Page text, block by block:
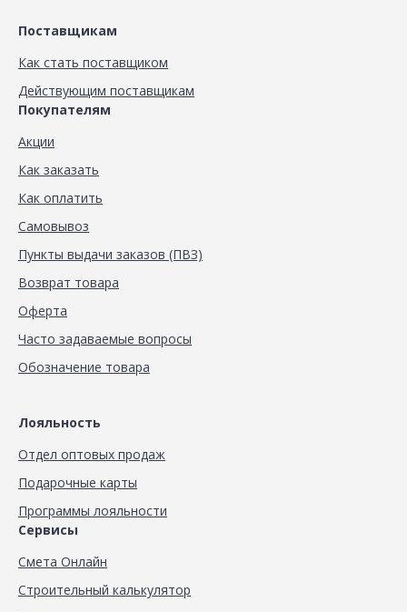
Поставщикам
Как стать поставщиком
Действующим поставщикам
Покупателям
Акции
Как заказать
Как оплатить
Самовывоз
Пункты выдачи заказов (ПВЗ)
Возврат товара
Оферта
Часто задаваемые вопросы
Обозначение товара
Лояльность
Отдел оптовых продаж
Подарочные карты
Программы лояльности
Сервисы
Смета Онлайн
Строительный калькулятор